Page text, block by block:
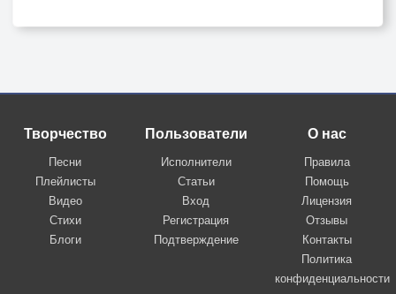
Творчество
Песни
Плейлисты
Видео
Стихи
Блоги
Пользователи
Исполнители
Статьи
Вход
Регистрация
Подтверждение
О нас
Правила
Помощь
Лицензия
Отзывы
Контакты
Политика
конфиденциальности